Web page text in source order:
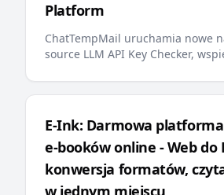
Platform
ChatTempMail uruchamia nowe
source LLM API Key Checker,
głównych platform LLM,
zapewniając programistom
rozwiązanie do zarządzania
E-Ink: Darmowa
e-booków online - Web do
konwersja formatów,
w jednym miejscu